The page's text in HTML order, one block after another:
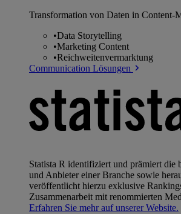
Transformation von Daten in Content-
•Data Storytelling
•Marketing Content
•Reichweitenvermarktung
Communication Lösungen
Statista R identifiziert und prämiert die
und Anbieter einer Branche sowie
veröffentlicht hierzu exklusive
Zusammenarbeit mit renommierten
Erfahren Sie mehr auf unserer Website.